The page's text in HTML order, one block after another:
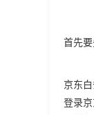
首先
京东白
登录